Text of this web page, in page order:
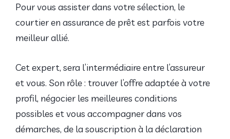
Pour vous assister dans votre sélection, le
courtier en assurance de prêt est parfois votre
meilleur allié.
Cet expert, sera l’intermédiaire entre l’assureur
et vous. Son rôle : trouver l’offre adaptée à votre
profil, négocier les meilleures conditions
possibles et vous accompagner dans vos
démarches, de la souscription à la déclaration